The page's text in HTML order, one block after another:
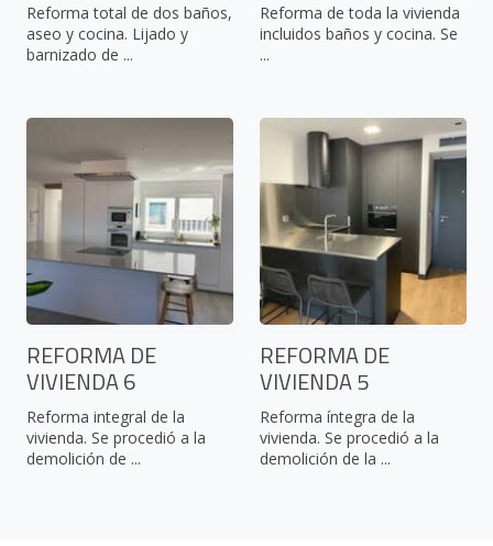
Reforma total de dos baños,
aseo y cocina. Lijado y
barnizado de ...
Reforma de toda la vivienda
incluidos baños y cocina. Se
...
REFORMA DE
VIVIENDA 6
Reforma integral de la
vivienda. Se procedió a la
demolición de ...
REFORMA DE
VIVIENDA 5
Reforma íntegra de la
vivienda. Se procedió a la
demolición de la ...